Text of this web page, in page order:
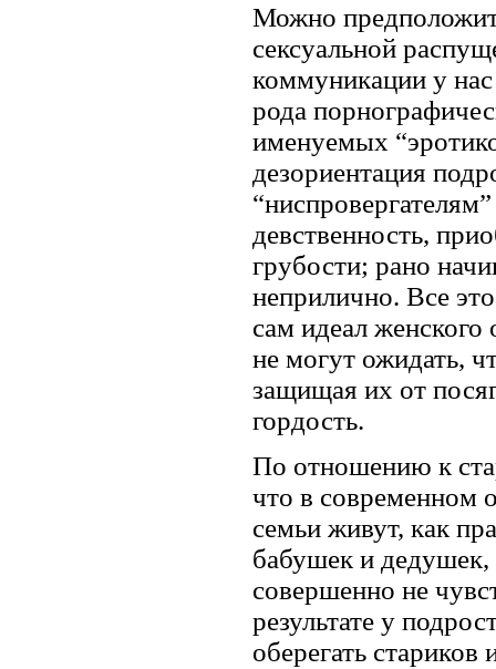
Можно
сексуальной
коммуникации у
рода
именуемых
дезориентация
девственность,
грубости; рано
неприлично. Все
сам идеал женского
не могут ожидать,
защищая их от
гордость.
По отношению к
что в современном
семьи живут, как
бабушек и
совершенно не
результате у
оберегать стариков